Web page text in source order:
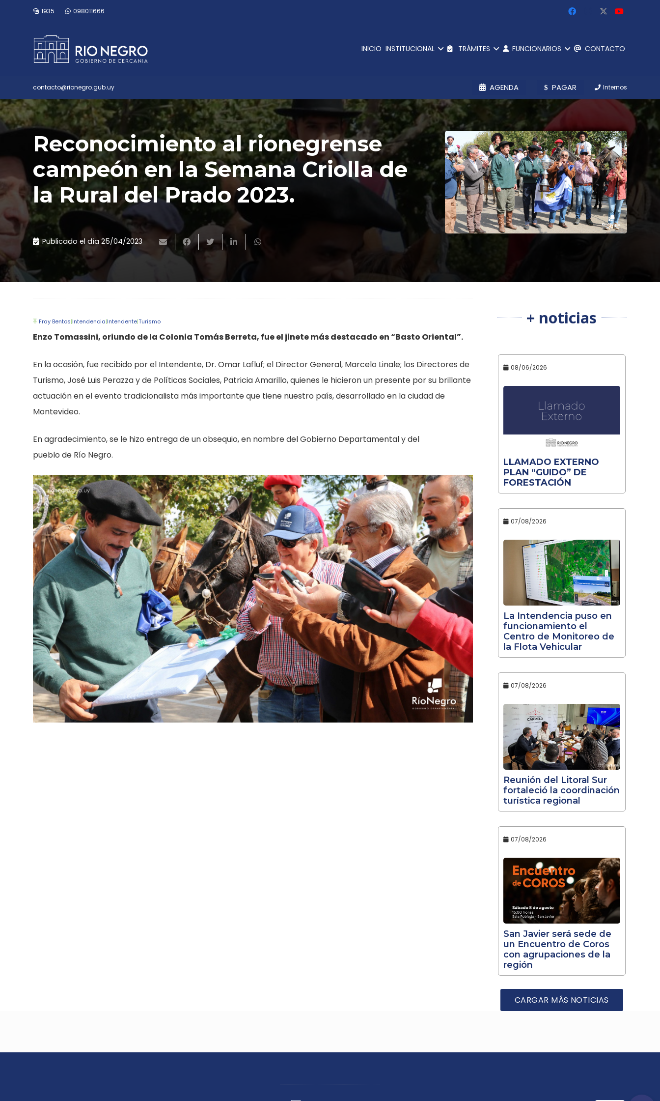
1935 098011666
INICIO INSTITUCIONAL TRÁMITES FUNCIONARIOS CONTACTO
contacto@rionegro.gub.uy AGENDA PAGAR Internos
Reconocimiento al rionegrense
campeón en la Semana Criolla de
la Rural del Prado 2023.
Publicado el día 25/04/2023
Fray Bentos|Intendencia|Intendente|Turismo
Enzo Tomassini, oriundo de la Colonia Tomás Berreta, fue el jinete más destacado en “Basto Oriental”.
En la ocasión, fue recibido por el Intendente, Dr. Omar Lafluf; el Director General, Marcelo Linale; los Directores de
Turismo, José Luis Perazza y de Políticas Sociales, Patricia Amarillo, quienes le hicieron un presente por su brillante
actuación en el evento tradicionalista más importante que tiene nuestro país, desarrollado en la ciudad de
Montevideo.
En agradecimiento, se le hizo entrega de un obsequio, en nombre del Gobierno Departamental y del
pueblo de Río Negro.
+ noticias
08/06/2026
LLAMADO EXTERNO
PLAN “GUIDO” DE
FORESTACIÓN
07/08/2026
La Intendencia puso en
funcionamiento el
Centro de Monitoreo de
la Flota Vehicular
07/08/2026
Reunión del Litoral Sur
fortaleció la coordinación
turística regional
07/08/2026
San Javier será sede de
un Encuentro de Coros
con agrupaciones de la
región
CARGAR MÁS NOTICIAS